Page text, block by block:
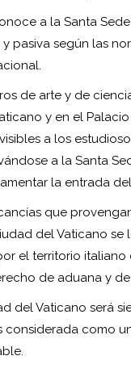
a la Santa
pasiva según las
de arte y de
y en el
a los
a la Santa
la entrada
que
del Vaticano se
el territorio
de aduana y
del Vaticano será
considerada como